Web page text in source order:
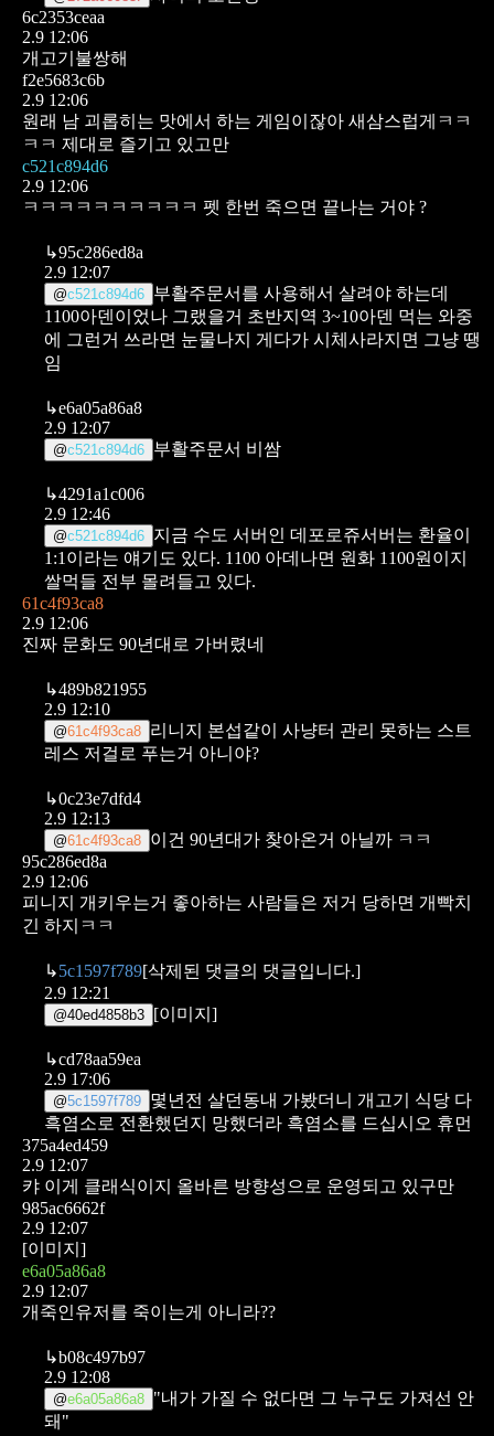
6c2353ceaa
2.9 12:06
개고기불쌍해
f2e5683c6b
2.9 12:06
원래 남 괴롭히는 맛에서 하는 게임이잖아 새삼스럽게ㅋㅋ
ㅋㅋ 제대로 즐기고 있고만
c521c894d6
2.9 12:06
ㅋㅋㅋㅋㅋㅋㅋㅋㅋㅋ 펫 한번 죽으면 끝나는 거야 ?
↳95c286ed8a
2.9 12:07
@c521c894d6 부활주문서를 사용해서 살려야 하는데
1100아덴이었나 그랬을거 초반지역 3~10아덴 먹는 와중
에 그런거 쓰라면 눈물나지 게다가 시체사라지면 그냥 땡
임
↳e6a05a86a8
2.9 12:07
@c521c894d6 부활주문서 비쌈
↳4291a1c006
2.9 12:46
@c521c894d6 지금 수도 서버인 데포로쥬서버는 환율이
1:1이라는 얘기도 있다. 1100 아데나면 원화 1100원이지
쌀먹들 전부 몰려들고 있다.
61c4f93ca8
2.9 12:06
진짜 문화도 90년대로 가버렸네
↳489b821955
2.9 12:10
@61c4f93ca8 리니지 본섭같이 사냥터 관리 못하는 스트
레스 저걸로 푸는거 아니야?
↳0c23e7dfd4
2.9 12:13
@61c4f93ca8 이건 90년대가 찾아온거 아닐까 ㅋㅋ
95c286ed8a
2.9 12:06
피니지 개키우는거 좋아하는 사람들은 저거 당하면 개빡치
긴 하지ㅋㅋ
↳5c1597f789[삭제된 댓글의 댓글입니다.]
2.9 12:21
@40ed4858b3 [이미지]
↳cd78aa59ea
2.9 17:06
@5c1597f789 몇년전 살던동내 가봤더니 개고기 식당 다
흑염소로 전환했던지 망했더라 흑염소를 드십시오 휴먼
375a4ed459
2.9 12:07
캬 이게 클래식이지 올바른 방향성으로 운영되고 있구만
985ac6662f
2.9 12:07
[이미지]
e6a05a86a8
2.9 12:07
개죽인유저를 죽이는게 아니라??
↳b08c497b97
2.9 12:08
@e6a05a86a8 "내가 가질 수 없다면 그 누구도 가져선 안
돼"